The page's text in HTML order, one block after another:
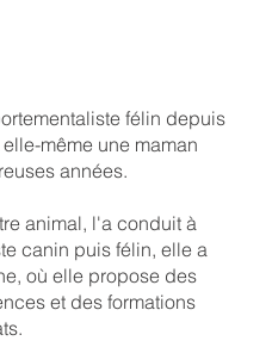
félin depuis
même une maman
années.
animal, l'a conduit à
canin puis félin, elle a
où elle propose des
et des formations